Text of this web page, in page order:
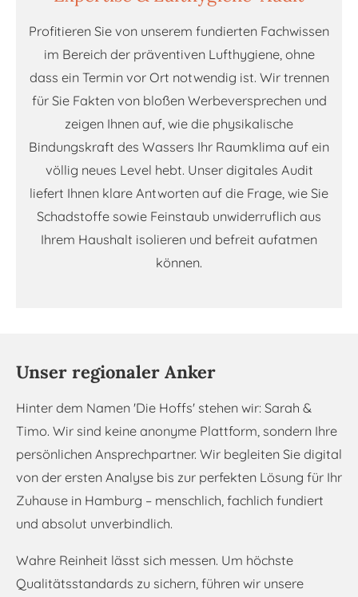
Profitieren Sie von unserem fundierten Fachwissen
im Bereich der präventiven Lufthygiene, ohne
dass ein Termin vor Ort notwendig ist. Wir trennen
für Sie Fakten von bloßen Werbeversprechen und
zeigen Ihnen auf, wie die physikalische
Bindungskraft des Wassers Ihr Raumklima auf ein
völlig neues Level hebt. Unser digitales Audit
liefert Ihnen klare Antworten auf die Frage, wie Sie
Schadstoffe sowie Feinstaub unwiderruflich aus
Ihrem Haushalt isolieren und befreit aufatmen
können.
Unser regionaler Anker
Hinter dem Namen 'Die Hoffs' stehen wir: Sarah &
Timo. Wir sind keine anonyme Plattform, sondern Ihre
persönlichen Ansprechpartner. Wir begleiten Sie digital
von der ersten Analyse bis zur perfekten Lösung für Ihr
Zuhause in Hamburg – menschlich, fachlich fundiert
und absolut unverbindlich.
Wahre Reinheit lässt sich messen. Um höchste
Qualitätsstandards zu sichern, führen wir unsere